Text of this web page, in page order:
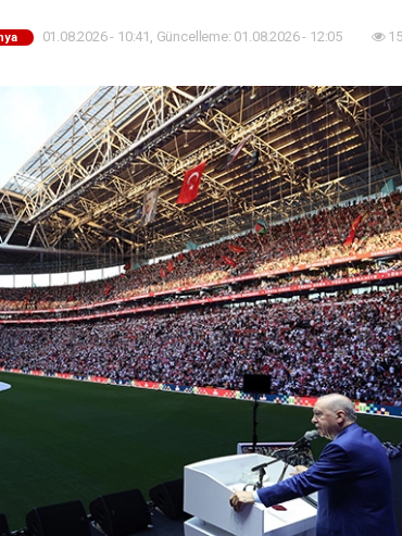
01.08.2026 - 10:41, Güncelleme: 01.08.2026 - 12:05